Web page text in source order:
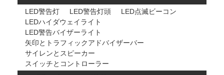
LED警告灯 LED警告灯頭
LED点滅ビーコン
LEDハイダウェイライト
LED警告バイザーライト
矢印とトラフィックアドバイザーバー
サイレンとスピーカー
スイッチとコントローラー